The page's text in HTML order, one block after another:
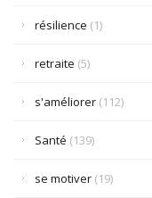
résilience (1)
retraite (5)
s'améliorer (112)
Santé (139)
se motiver (19)